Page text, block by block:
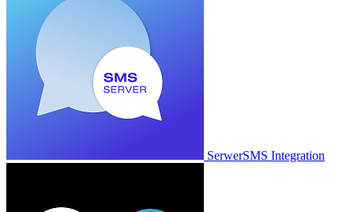
SerwerSMS Integration